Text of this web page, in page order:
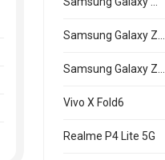
Vivo X Fold6
Realme P4 Lite 5G